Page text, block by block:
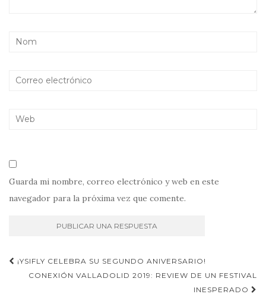
Guarda mi nombre, correo electrónico y web en este
navegador para la próxima vez que comente.
Navegación
¡YSIFLY CELEBRA SU SEGUNDO ANIVERSARIO!
CONEXIÓN VALLADOLID 2019: REVIEW DE UN FESTIVAL
INESPERADO